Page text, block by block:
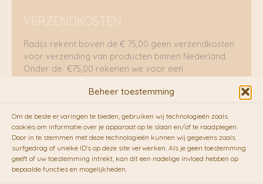
Beheer toestemming
Om de beste ervaringen te bieden, gebruiken wij technologieën zoals
cookies om informatie over je apparaat op te slaan en/of te raadplegen.
Door in te stemmen met deze technologieën kunnen wij gegevens zoals
surfgedrag of unieke ID's op deze site verwerken. Als je geen toestemming
geeft of uw toestemming intrekt, kan dit een nadelige invloed hebben op
bepaalde functies en mogelijkheden.
VERZENDKOSTEN
Radijs rekent boven de € 75,00 geen verzendkosten
voor verzending van producten binnen Nederland.
Onder de €75,00 rekenen we voor een
RADIJS werkt samen met de duurzame bezorgdienst
vanFietskoeriers.nl. Pakketten (mits voorradig) voor
10.00 uur besteld op een doordeweekse dag,
bezorgen zij soms nog op dezelfde dag in de
avonduren! Brievenbuspakjes de volgende dag. En